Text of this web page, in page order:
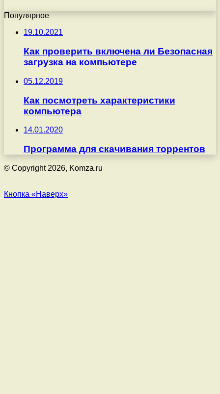
Популярное
19.10.2021
Как проверить включена ли Безопасная
загрузка на компьютере
05.12.2019
Как посмотреть характеристики
компьютера
14.01.2020
Программа для скачивания торрентов
© Copyright 2026, Komza.ru
Кнопка «Наверх»